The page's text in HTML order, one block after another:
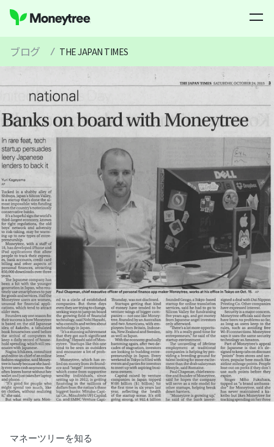
ブログ / THE JAPAN TIMES
マネーツリーを知る